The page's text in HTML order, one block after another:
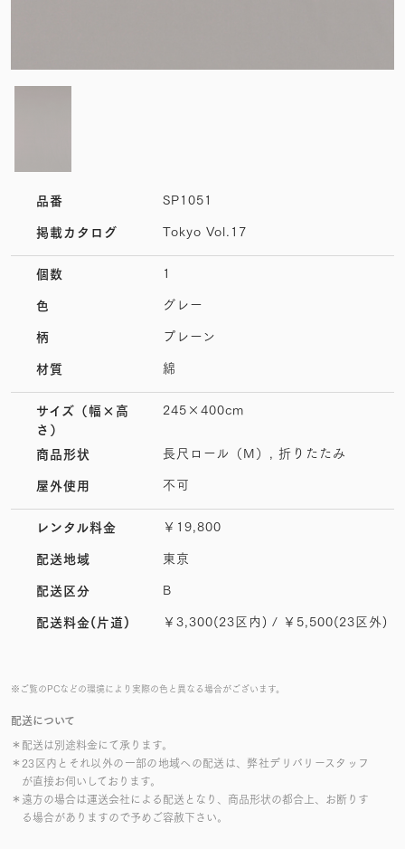
※ご覧のPCなどの環境により実際の色と異なる場合がございます。
配送について
＊配送は別途料金にて承ります。
＊23区内とそれ以外の一部の地域への配送は、弊社デリバリースタッフ
が直接お伺いしております。
＊遠方の場合は運送会社による配送となり、商品形状の都合上、お断りす
る場合がありますので予めご容赦下さい。
品番 SP1051
掲載カタログ Tokyo Vol.17
個数 1
色 グレー
柄 プレーン
材質 綿
サイズ （幅×高
さ）
245×400cm
商品形状 長尺ロール（M）, 折りたたみ
屋外使用 不可
レンタル料金 ￥19,800
配送地域 東京
配送区分 B
配送料金(片道) ￥3,300(23区内) / ￥5,500(23区外)